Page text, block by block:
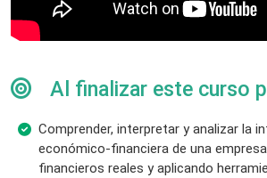
Al finalizar este curso
Comprender, interpretar y analizar la
económico-financiera de una
financieros reales y aplicando